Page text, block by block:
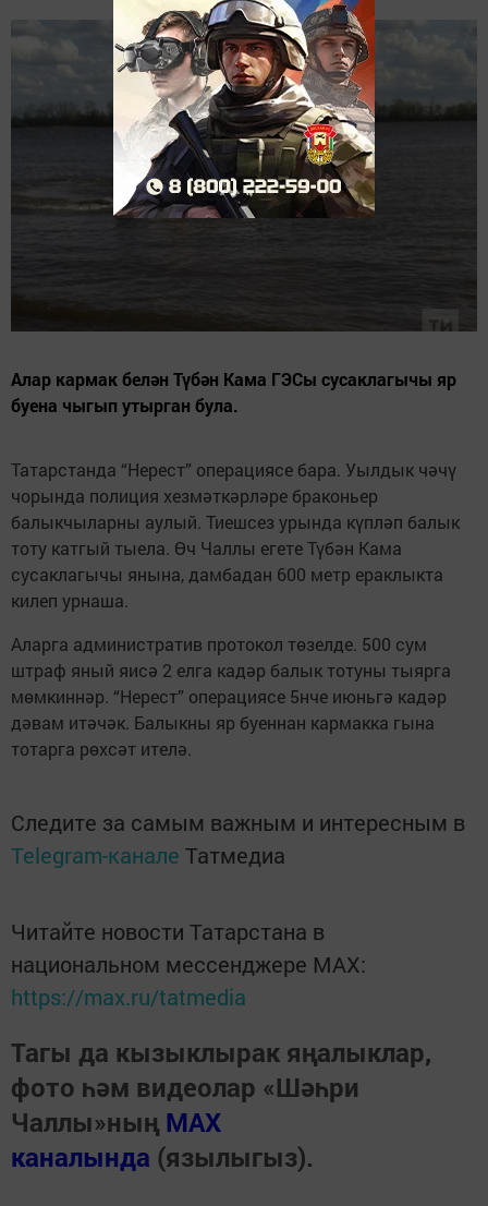
Алар кармак белән Түбән Кама ГЭСы сусаклагычы яр
буена чыгып утырган була.
Татарстанда “Нерест” операциясе бара. Уылдык чәчү
чорында полиция хезмәткәрләре браконьер
балыкчыларны аулый. Тиешсез урында күпләп балык
тоту катгый тыела. Өч Чаллы егете Түбән Кама
сусаклагычы янына, дамбадан 600 метр ераклыкта
килеп урнаша.
Аларга административ протокол төзелде. 500 сум
штраф яный яисә 2 елга кадәр балык тотуны тыярга
мөмкиннәр. “Нерест” операциясе 5нче июньгә кадәр
дәвам итәчәк. Балыкны яр буеннан кармакка гына
тотарга рөхсәт ителә.
Следите за самым важным и интересным в
Telegram-канале Татмедиа
Читайте новости Татарстана в
национальном мессенджере MАХ:
https://max.ru/tatmedia
Тагы да кызыклырак яңалыклар,
фото һәм видеолар «Шәһри
Чаллы»ның MAX
каналында (язылыгыз).